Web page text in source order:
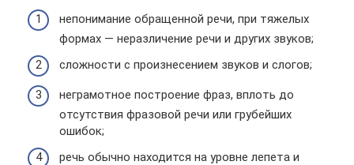
непонимание обращенной речи, при тяжелых
формах — неразличение речи и других звуков;
сложности с произнесением звуков и слогов;
неграмотное построение фраз, вплоть до
отсутствия фразовой речи или грубейших
ошибок;
речь обычно находится на уровне лепета и